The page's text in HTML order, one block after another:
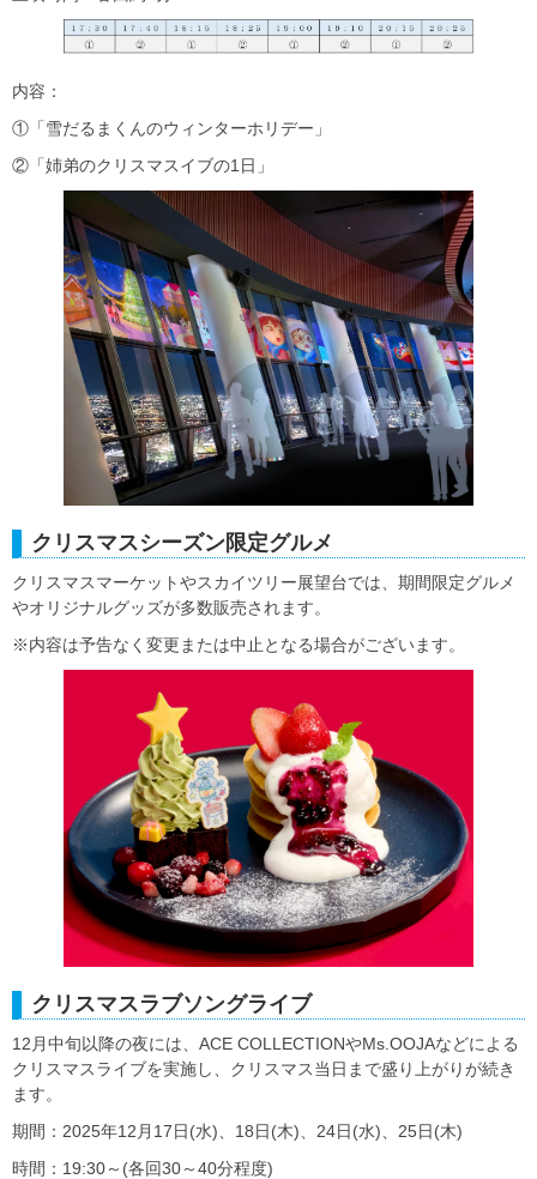
内容：
①「雪だるまくんのウィンターホリデー」
②「姉弟のクリスマスイブの1日」
クリスマスシーズン限定グルメ
クリスマスマーケットやスカイツリー展望台では、期間限定グルメ
やオリジナルグッズが多数販売されます。
※内容は予告なく変更または中止となる場合がございます。
クリスマスラブソングライブ
12月中旬以降の夜には、ACE COLLECTIONやMs.OOJAなどによる
クリスマスライブを実施し、クリスマス当日まで盛り上がりが続き
ます。
期間：2025年12月17日(水)、18日(木)、24日(水)、25日(木)
時間：19:30～(各回30～40分程度)